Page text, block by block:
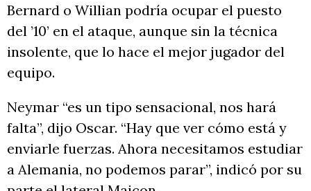
Bernard o Willian podría ocupar el puesto
del ’10’ en el ataque, aunque sin la técnica
insolente, que lo hace el mejor jugador del
equipo.
Neymar “es un tipo sensacional, nos hará
falta”, dijo Oscar. “Hay que ver cómo está y
enviarle fuerzas. Ahora necesitamos estudiar
a Alemania, no podemos parar”, indicó por su